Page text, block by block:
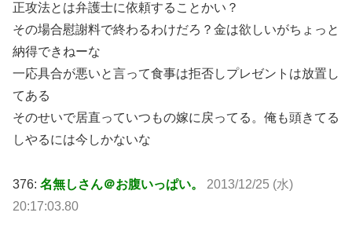
正攻法とは弁護士に依頼することかい？
その場合慰謝料で終わるわけだろ？金は欲しいがちょっと
納得できねーな
一応具合が悪いと言って食事は拒否しプレゼントは放置し
てある
そのせいで居直っていつもの嫁に戻ってる。俺も頭きてる
しやるには今しかないな
376: 名無しさん＠お腹いっぱい。 2013/12/25 (水)
20:17:03.80